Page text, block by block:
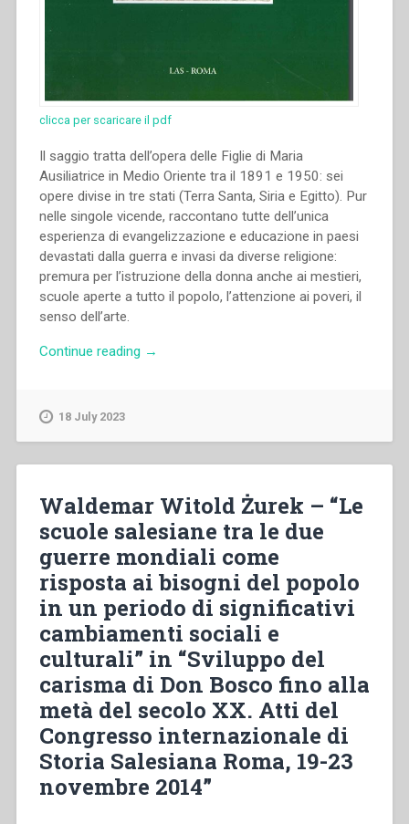
clicca per scaricare il pdf
Il saggio tratta dell’opera delle Figlie di Maria
Ausiliatrice in Medio Oriente tra il 1891 e 1950: sei
opere divise in tre stati (Terra Santa, Siria e Egitto). Pur
nelle singole vicende, raccontano tutte dell’unica
esperienza di evangelizzazione e educazione in paesi
devastati dalla guerra e invasi da diverse religione:
premura per l’istruzione della donna anche ai mestieri,
scuole aperte a tutto il popolo, l’attenzione ai poveri, il
senso dell’arte.
Continue reading “Ibtissam
delle
Figlie
di
Maria
Ausiliatrice.
Sviluppo
delle
opere
(1891-
1950)”
in
“Sviluppo
carisma
di
→
18 July 2023
Waldemar Witold Żurek – “Le
scuole salesiane tra le due
guerre mondiali come
risposta ai bisogni del popolo
in un periodo di significativi
cambiamenti sociali e
culturali” in “Sviluppo del
carisma di Don Bosco fino alla
metà del secolo XX. Atti del
Congresso internazionale di
Storia Salesiana Roma, 19-23
novembre 2014”